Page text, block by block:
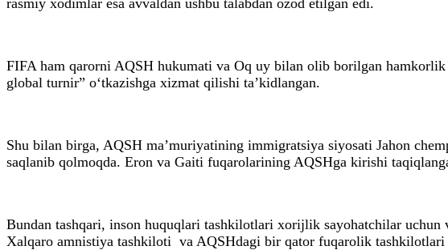
FIFA ham qarorni AQSH hukumati va Oq uy bilan olib borilgan
global turnir” o‘tkazishga xizmat qilishi ta’kidlangan.
Shu bilan birga, AQSH ma’muriyatining immigratsiya siyosati Jahon
saqlanib qolmoqda. Eron va Gaiti fuqarolarining AQSHga kirishi
Bundan tashqari, inson huquqlari tashkilotlari xorijlik sayohatchilar
Xalqaro amnistiya tashkiloti va AQSHdagi bir qator fuqarolik tashkilotlari